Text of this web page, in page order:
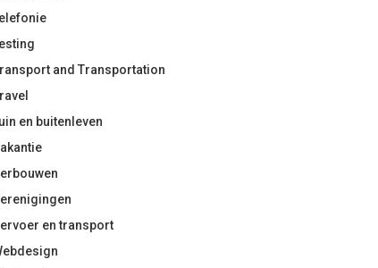
and Transportation
en buitenleven
en transport